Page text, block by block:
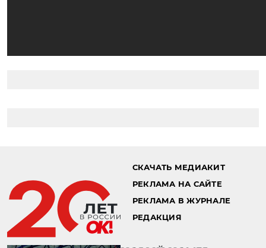
СКАЧАТЬ МЕДИАКИТ
РЕКЛАМА НА САЙТЕ
РЕКЛАМА В ЖУРНАЛЕ
РЕДАКЦИЯ